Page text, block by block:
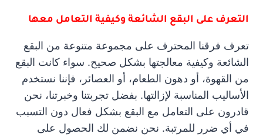
التعرف على البقع الشائعة وكيفية التعامل معها
تعرف فرقنا المحترف على مجموعة متنوعة من البقع
الشائعة وكيفية معالجتها بشكل صحيح. سواء كانت البقع
من القهوة، أو دهون الطعام، أو العصائر، فإننا نستخدم
الأساليب المناسبة لإزالتها. بفضل تجربتنا وخبرتنا، نحن
قادرون على التعامل مع البقع بشكل فعال دون التسبب
في أي ضرر للمرتبة. نحن نضمن لك الحصول على